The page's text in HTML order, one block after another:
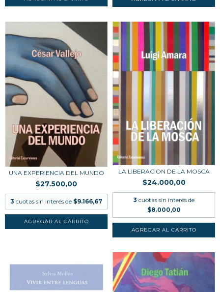
UNA EXPERIENCIA DEL MUNDO
$27.500,00
3 cuotas sin interés de $9.166,67
LA LIBERACION DE LA MOSCA
$24.000,00
3 cuotas sin interés de
$8.000,00